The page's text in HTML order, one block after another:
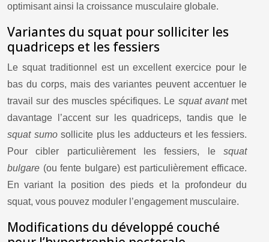
optimisant ainsi la croissance musculaire globale.
Variantes du squat pour solliciter les
quadriceps et les fessiers
Le squat traditionnel est un excellent exercice pour le
bas du corps, mais des variantes peuvent accentuer le
travail sur des muscles spécifiques. Le squat avant met
davantage l’accent sur les quadriceps, tandis que le
squat sumo sollicite plus les adducteurs et les fessiers.
Pour cibler particulièrement les fessiers, le squat
bulgare (ou fente bulgare) est particulièrement efficace.
En variant la position des pieds et la profondeur du
squat, vous pouvez moduler l’engagement musculaire.
Modifications du développé couché